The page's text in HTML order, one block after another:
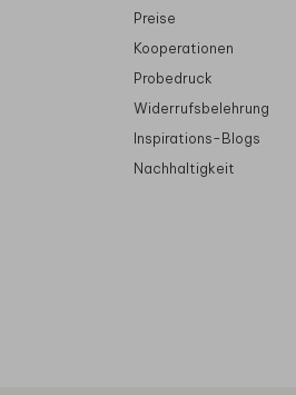
Preise
Kooperationen
Probedruck
Widerrufsbelehrung
Inspirations-Blogs
Nachhaltigkeit